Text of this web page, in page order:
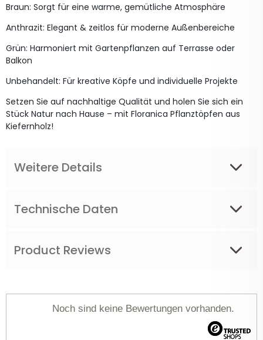
Braun: Sorgt für eine warme, gemütliche Atmosphäre
Anthrazit: Elegant & zeitlos für moderne Außenbereiche
Grün: Harmoniert mit Gartenpflanzen auf Terrasse oder
Balkon
Unbehandelt: Für kreative Köpfe und individuelle Projekte
Setzen Sie auf nachhaltige Qualität und holen Sie sich ein
Stück Natur nach Hause – mit Floranica Pflanztöpfen aus
Kiefernholz!
Weitere Details
Technische Daten
Product Reviews
Noch sind keine Bewertungen vorhanden.